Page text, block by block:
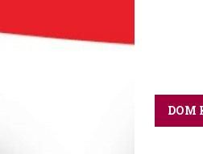
DOM